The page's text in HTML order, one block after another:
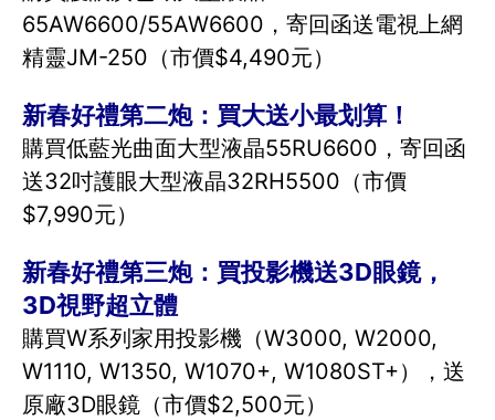
65AW6600/55AW6600，寄回函送電視上網
精靈JM-250（市價$4,490元）
新春好禮第二炮：買大送小最划算！
購買低藍光曲面大型液晶55RU6600，寄回函
送32吋護眼大型液晶32RH5500（市價
$7,990元）
新春好禮第三炮：買投影機送3D眼鏡，
3D視野超立體
購買W系列家用投影機（W3000, W2000,
W1110, W1350, W1070+, W1080ST+），送
原廠3D眼鏡（市價$2,500元）